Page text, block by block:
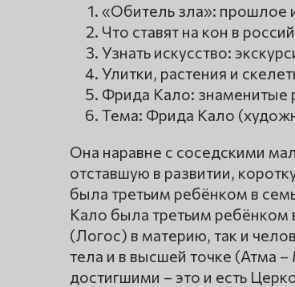
«Обитель зла»: прошлое
Что ставят на кон в
Узнать искусство:
Улитки, растения и
Фрида Кало: знаменитые
Тема: Фрида Кало
Она наравне с соседскими
отставшую в развитии,
была третьим ребёнком в
Кало была третьим ребёнком
(Логос) в материю, так и
тела и в высшей точке (Атма
достигшими – это и есть